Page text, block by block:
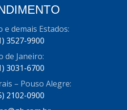
e demais Estados:
3527-9900
de Janeiro:
3031-6700
– Pouso Alegre:
2102-0900